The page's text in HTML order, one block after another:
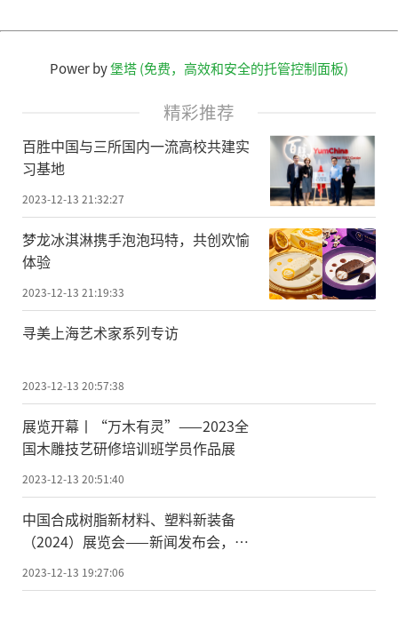
Power by堡塔 (免费，高效和安全的托管控制面板)
精彩推荐
百胜中国与三所国内一流高校共建实
习基地
2023-12-13 21:32:27
梦龙冰淇淋携手泡泡玛特，共创欢愉
体验
2023-12-13 21:19:33
寻美上海艺术家系列专访
2023-12-13 20:57:38
展览开幕丨“万木有灵”——2023全
国木雕技艺研修培训班学员作品展
2023-12-13 20:51:40
中国合成树脂新材料、塑料新装备
（2024）展览会——新闻发布会，在
2023-12-13 19:27:06